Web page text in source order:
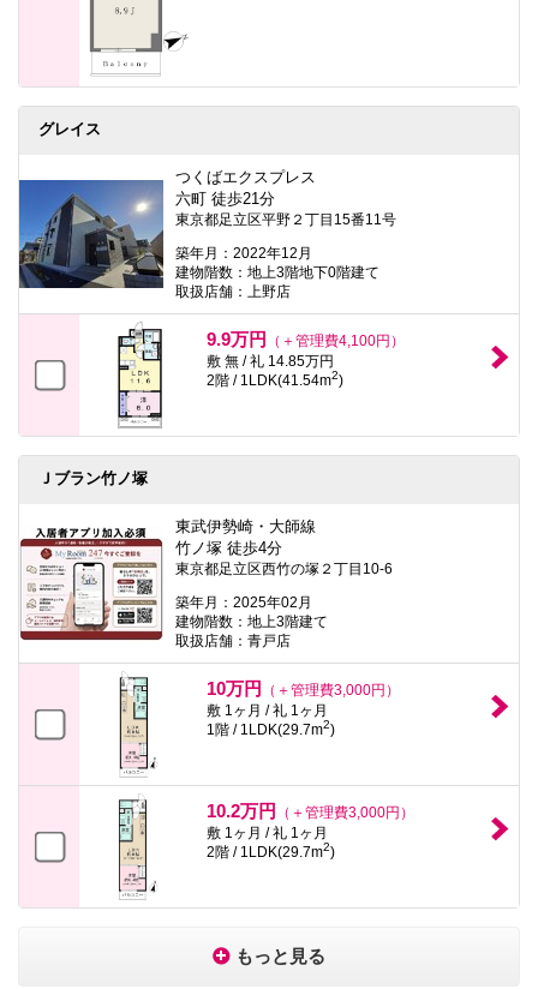
グレイス
つくばエクスプレス
六町 徒歩21分
東京都足立区平野２丁目15番11号
築年月：2022年12月
建物階数：地上3階地下0階建て
取扱店舗：上野店
9.9万円
（＋管理費4,100円）
敷 無 / 礼 14.85万円
2階 / 1LDK(41.54m2)
Ｊブラン竹ノ塚
東武伊勢崎・大師線
竹ノ塚 徒歩4分
東京都足立区西竹の塚２丁目10-6
築年月：2025年02月
建物階数：地上3階建て
取扱店舗：青戸店
10万円
（＋管理費3,000円）
敷 1ヶ月 / 礼 1ヶ月
1階 / 1LDK(29.7m2)
10.2万円
（＋管理費3,000円）
敷 1ヶ月 / 礼 1ヶ月
2階 / 1LDK(29.7m2)
もっと見る